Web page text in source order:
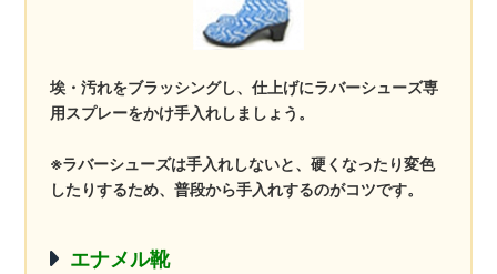
埃・汚れをブラッシングし、仕上げにラバーシューズ専
用スプレーをかけ手入れしましょう。
※ラバーシューズは手入れしないと、硬くなったり変色
したりするため、普段から手入れするのがコツです。
エナメル靴